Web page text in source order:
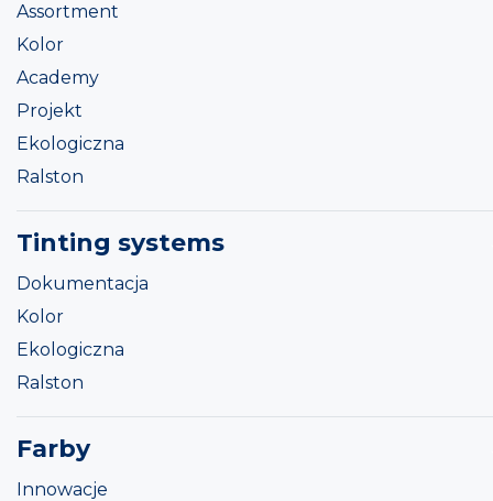
Assortment
Kolor
Academy
Projekt
Ekologiczna
Ralston
Tinting systems
Dokumentacja
Kolor
Ekologiczna
Ralston
Farby
Innowacje